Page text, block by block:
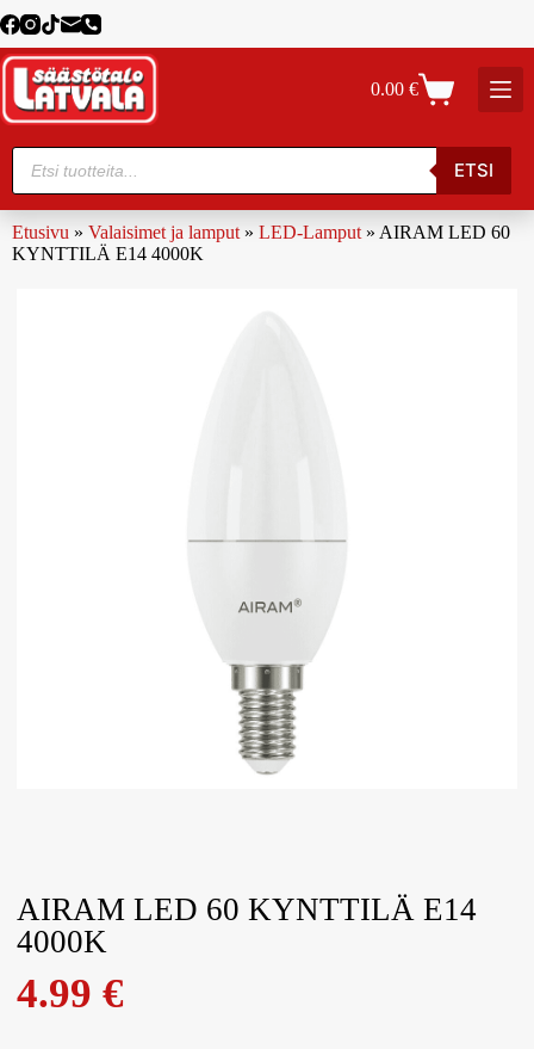
0.00€
ETSI
Etusivu » Valaisimet ja lamput » LED-Lamput » AIRAM LED 60
KYNTTILÄ E14 4000K
AIRAM LED 60 KYNTTILÄ E14
4000K
4.99€